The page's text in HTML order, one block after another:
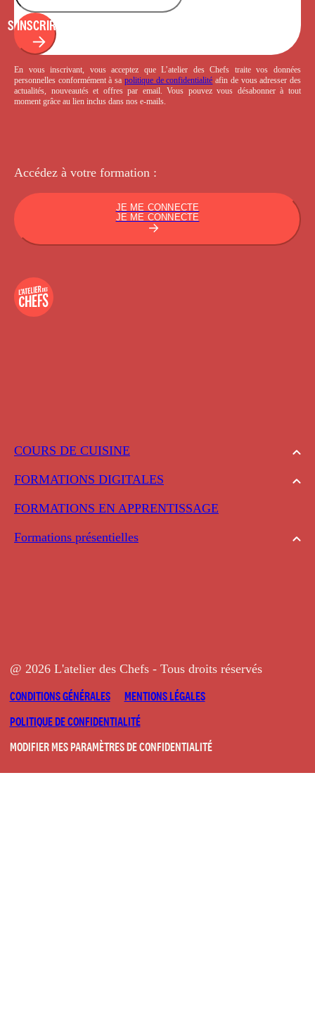
COURS DE CUISINE
FORMATIONS DIGITALES
FORMATIONS EN APPRENTISSAGE
Formations présentielles
S'INSCRIRE
En vous inscrivant, vous acceptez que L’atelier des Chefs traite vos données
personnelles conformément à sa politique de confidentialité afin de vous adresser des
actualités, nouveautés et offres par email. Vous pouvez vous désabonner à tout
moment grâce au lien inclus dans nos e-mails.
Accédez à votre formation :
JE ME CONNECTE
JE ME CONNECTE
@ 2026 L'atelier des Chefs - Tous droits réservés
CONDITIONS GÉNÉRALES
MENTIONS LÉGALES
POLITIQUE DE CONFIDENTIALITÉ
MODIFIER MES PARAMÈTRES DE CONFIDENTIALITÉ